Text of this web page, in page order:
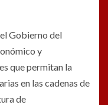
Gobierno del
y
que permitan la
en las cadenas de
de